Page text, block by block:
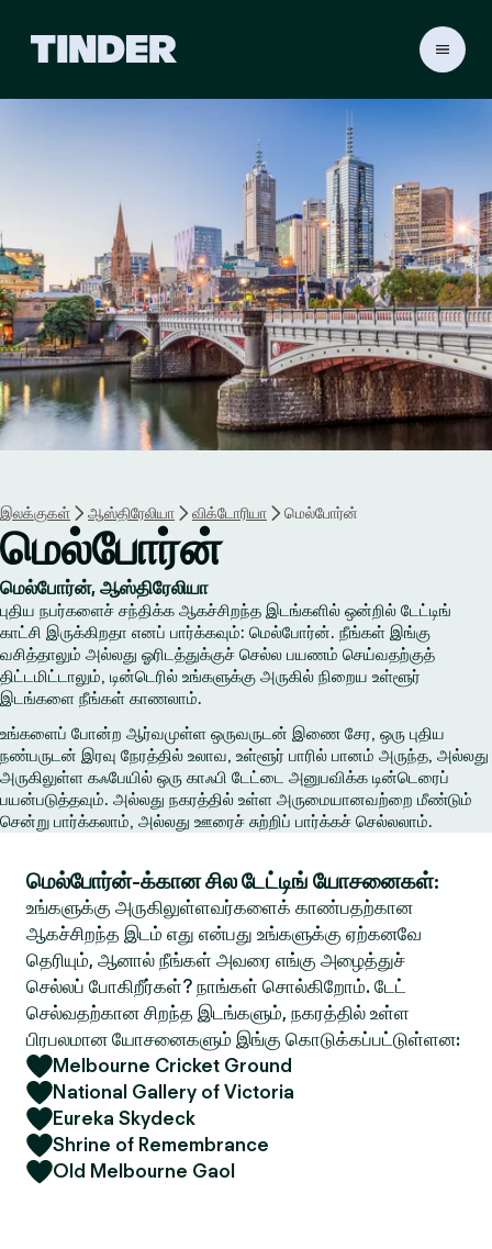
இலக்குகள் ஆஸ்திரேலியா விக்டோரியா மெல்போர்ன்
மெல்போர்ன்
மெல்போர்ன், ஆஸ்திரேலியா
புதிய நபர்களைச் சந்திக்க ஆகச்சிறந்த இடங்களில் ஒன்றில் டேட்டிங்
காட்சி இருக்கிறதா எனப் பார்க்கவும்: மெல்போர்ன். நீங்கள் இங்கு
வசித்தாலும் அல்லது ஓரிடத்துக்குச் செல்ல பயணம் செய்வதற்குத்
திட்டமிட்டாலும், டின்டெரில் உங்களுக்கு அருகில் நிறைய உள்ளூர்
இடங்களை நீங்கள் காணலாம்.
உங்களைப் போன்ற ஆர்வமுள்ள ஒருவருடன் இணை சேர, ஒரு புதிய
நண்பருடன் இரவு நேரத்தில் உலாவ, உள்ளூர் பாரில் பானம் அருந்த, அல்லது
அருகிலுள்ள கஃபேயில் ஒரு காஃபி டேட்டை அனுபவிக்க டின்டெரைப்
பயன்படுத்தவும். அல்லது நகரத்தில் உள்ள அருமையானவற்றை மீண்டும்
சென்று பார்க்கலாம், அல்லது ஊரைச் சுற்றிப் பார்க்கச் செல்லலாம்.
மெல்போர்ன்-க்கான சில டேட்டிங் யோசனைகள்:
உங்களுக்கு அருகிலுள்ளவர்களைக் காண்பதற்கான
ஆகச்சிறந்த இடம் எது என்பது உங்களுக்கு ஏற்கனவே
தெரியும், ஆனால் நீங்கள் அவரை எங்கு அழைத்துச்
செல்லப் போகிறீர்கள்? நாங்கள் சொல்கிறோம். டேட்
செல்வதற்கான சிறந்த இடங்களும், நகரத்தில் உள்ள
பிரபலமான யோசனைகளும் இங்கு கொடுக்கப்பட்டுள்ளன:
Melbourne Cricket Ground
National Gallery of Victoria
Eureka Skydeck
Shrine of Remembrance
Old Melbourne Gaol